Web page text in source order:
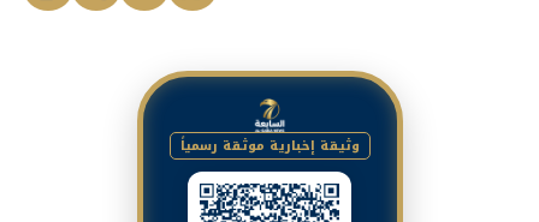
وثيقة إخبارية موثقة رسمياً